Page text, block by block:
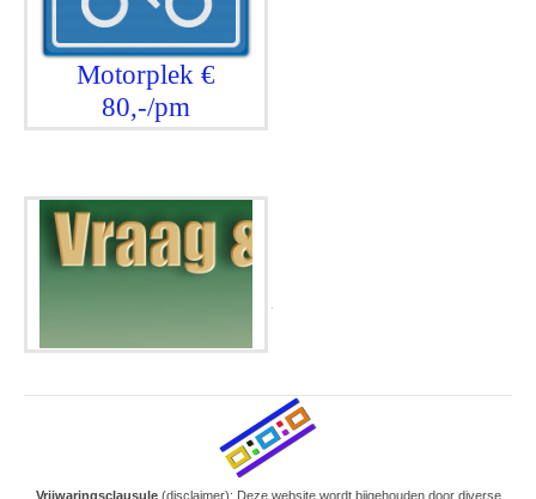
Motorplek €
80,-/pm
Vrijwaringsclausule(disclaimer): Deze website wordt bijgehouden door diverse